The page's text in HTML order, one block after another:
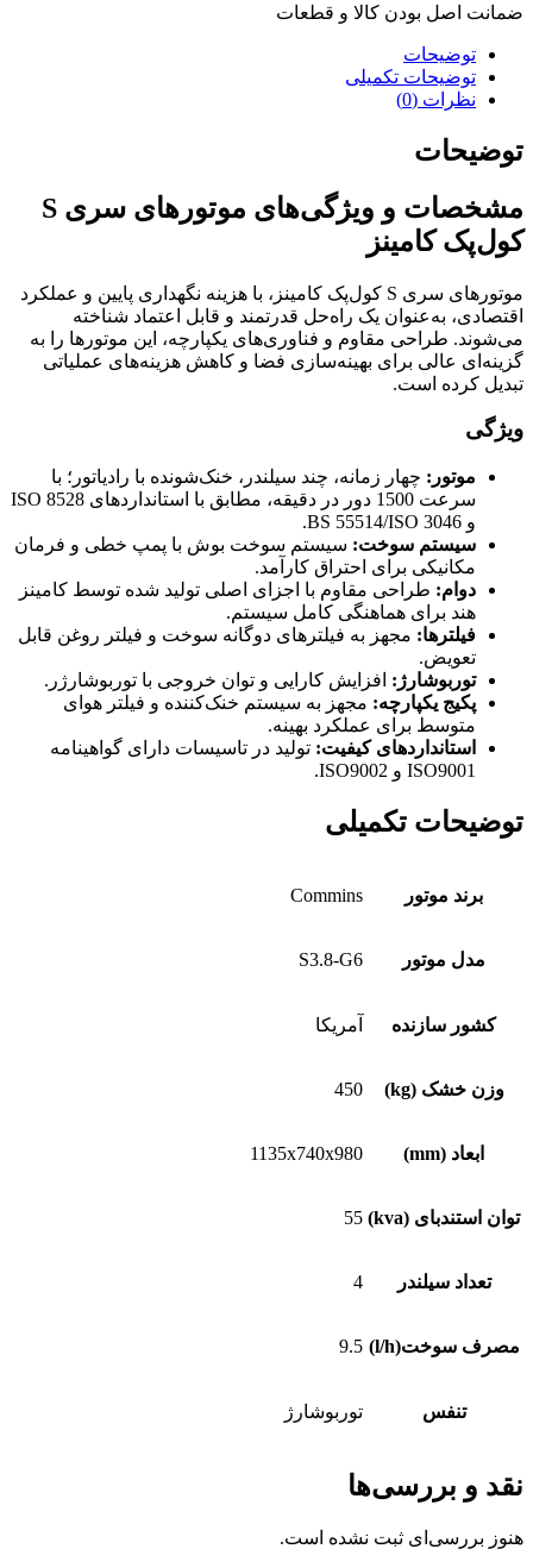
ضمانت اصل بودن کالا و قطعات
توضیحات
توضیحات تکمیلی
نظرات (0)
توضیحات
مشخصات و ویژگی‌های موتورهای سری S
کول‌پک کامینز
موتورهای سری S کول‌پک کامینز، با هزینه نگهداری پایین و عملکرد
اقتصادی، به‌عنوان یک راه‌حل قدرتمند و قابل اعتماد شناخته
می‌شوند. طراحی مقاوم و فناوری‌های یکپارچه، این موتورها را به
گزینه‌ای عالی برای بهینه‌سازی فضا و کاهش هزینه‌های عملیاتی
تبدیل کرده است.
ویژگی‌
موتور: چهار زمانه، چند سیلندر، خنک‌شونده با رادیاتور؛ با
سرعت 1500 دور در دقیقه، مطابق با استانداردهای ISO 8528
و BS 55514/ISO 3046.
سیستم سوخت: سیستم سوخت بوش با پمپ خطی و فرمان
مکانیکی برای احتراق کارآمد.
دوام: طراحی مقاوم با اجزای اصلی تولید شده توسط کامینز
هند برای هماهنگی کامل سیستم.
فیلترها: مجهز به فیلترهای دوگانه سوخت و فیلتر روغن قابل
تعویض.
توربوشارژ: افزایش کارایی و توان خروجی با توربوشارژر.
پکیج یکپارچه: مجهز به سیستم خنک‌کننده و فیلتر هوای
متوسط برای عملکرد بهینه.
استانداردهای کیفیت: تولید در تاسیسات دارای گواهینامه
ISO9001 و ISO9002.
توضیحات تکمیلی
برند موتور Commins
مدل موتور S3.8-G6
کشور سازنده آمریکا
وزن خشک (kg) 450
ابعاد (mm) 1135x740x980
توان استندبای (kva) 55
تعداد سیلندر 4
مصرف سوخت(l/h) 9.5
تنفس توربوشارژ
نقد و بررسی‌ها
هنوز بررسی‌ای ثبت نشده است.